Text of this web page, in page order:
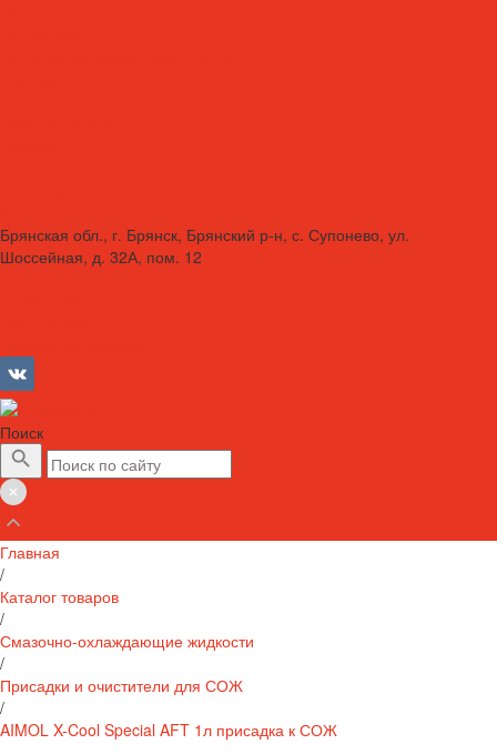
Брянская обл., г. Брянск, Брянский р-н, с. Супонево, ул.
Шоссейная, д. 32А, пом. 12
Поиск
Главная
/
Каталог товаров
/
Смазочно-охлаждающие жидкости
/
Присадки и очистители для СОЖ
/
AIMOL X-Cool Special AFT 1л присадка к СОЖ